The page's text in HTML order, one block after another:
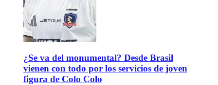
¿Se va del monumental? Desde Brasil
vienen con todo por los servicios de joven
figura de Colo Colo